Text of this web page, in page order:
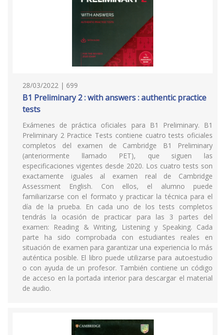
28/03/2022 | 699
B1 Preliminary 2 : with answers : authentic practice
tests
Exámenes de práctica oficiales para B1 Preliminary. B1
Preliminary 2 Practice Tests contiene cuatro tests oficiales
completos del examen de Cambridge B1 Preliminary
(anteriormente llamado PET), que siguen las
especificaciones vigentes desde 2020. Los cuatro tests son
exactamente iguales al examen real de Cambridge
Assessment English. Con ellos, el alumno puede
familiarizarse con el formato y practicar la técnica para el
día de la prueba. En cada uno de los tests completos
tendrás la ocasión de practicar para las 3 partes del
examen: Reading & Writing, Listening y Speaking. Cada
parte ha sido comprobada con estudiantes reales en
situación de examen para garantizar una experiencia lo más
auténtica posible. El libro puede utilizarse para autoestudio
o con ayuda de un profesor. También contiene un código
de acceso en la portada interior para descargar el material
de audio.